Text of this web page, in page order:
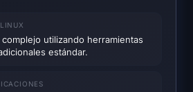
utilizando herramientas
estándar.